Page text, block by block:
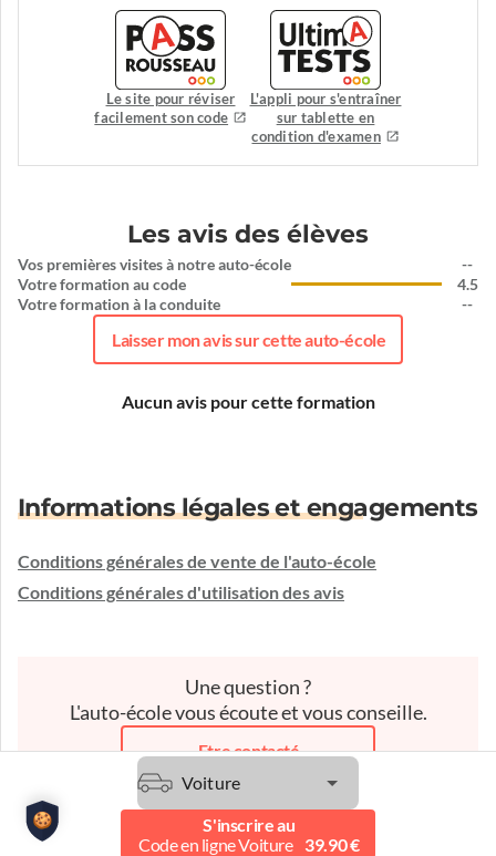
Le site pour réviser
facilement son code
L'appli pour s'entraîner
sur tablette en
condition d'examen
Les avis des élèves
Vos premières visites à notre auto-école
Votre formation au code
Votre formation à la conduite
--
4.5
--
Laisser mon avis sur cette auto-école
Aucun avis pour cette formation
Informations légales et engagements
Conditions générales de vente de l'auto-école
Conditions générales d'utilisation des avis
Une question ?
L'auto-école vous écoute et vous conseille.
Etre contacté
Voiture
S'inscrire au
Code en ligne Voiture
39.90 €